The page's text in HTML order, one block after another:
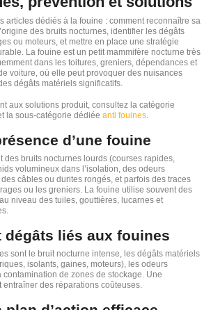
articles dédiés à la fouine : comment reconnaître sa
des bruits nocturnes, identifier les dégâts
ou moteurs, et mettre en place une stratégie
La fouine est un petit mammifère nocturne très
dans les toitures, greniers, dépendances et
voiture, où elle peut provoquer des nuisances
dégâts matériels significatifs.
aux solutions produit, consultez la catégorie
la sous-catégorie dédiée anti fouines.
d’une fouine
des bruits nocturnes lourds (courses rapides,
volumineux dans l’isolation, des odeurs
câbles ou durites rongés, et parfois des traces
ou les greniers. La fouine utilise souvent des
niveau des tuiles, gouttières, lucarnes et
dégâts liés aux fouines
sont le bruit nocturne intense, les dégâts matériels
isolants, gaines, moteurs), les odeurs
contamination de zones de stockage. Une
des réparations coûteuses.